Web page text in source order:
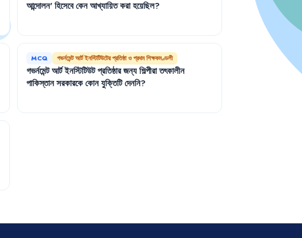
আন্দোলন' হিসেবে কেন আখ্যায়িত করা হয়েছিল?
MCQ গভর্নমেন্ট আর্ট ইনস্টিটিউটের প্রতিষ্ঠা ও প্রথম শিক্ষকমণ্ডলী
গভর্নমেন্ট আর্টইনস্টিটিউট প্রতিষ্ঠার জন্য শিল্পীরাতৎকালীন
পাকিস্তান সরকারকে কোন যুক্তিটি দেননি?